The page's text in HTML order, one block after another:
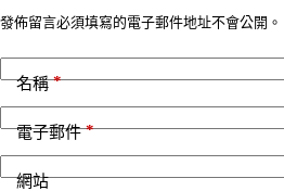
發佈留言必須填寫的電子郵件地址不會公開。
名稱*
電子郵件*
網站